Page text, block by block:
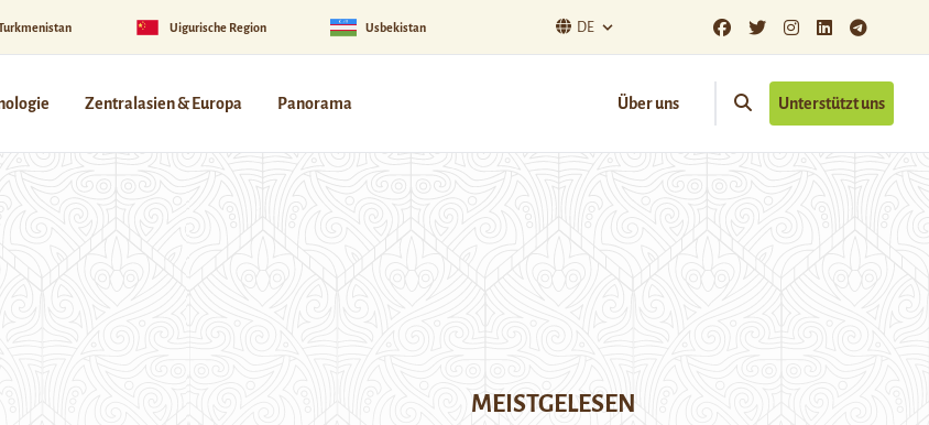
Uigurische Region Usbekistan DE
Zentralasien & Europa Panorama Über uns Unterstützt uns
MEISTGELESEN